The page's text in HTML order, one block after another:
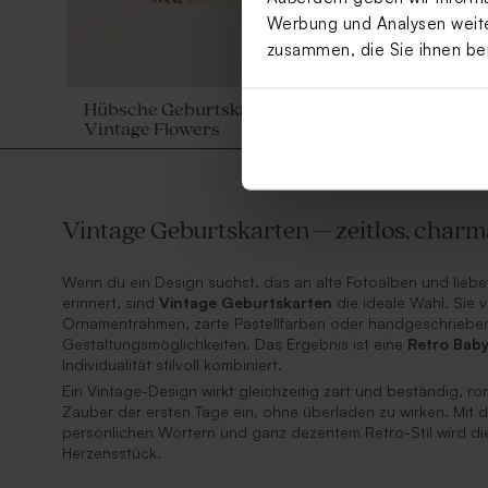
Werbung und Analysen
zusammen, die Sie ihnen
Hübsche Geburtskarte 'Blumengruß' mit Foto |
Vintage Flowers
Vintage Geburtskarten – zeitlos,
Wenn du ein Design suchst, das an alte Fotoalben und
erinnert, sind Vintage Geburtskarten die ideale Wahl. Sie
Ornamentrahmen, zarte Pastellfarben oder
Gestaltungsmöglichkeiten. Das Ergebnis ist eine Retro
Individualität stilvoll kombiniert.
Ein Vintage-Design wirkt gleichzeitig zart und beständig,
Zauber der ersten Tage ein, ohne überladen zu wirken. Mit
persönlichen Wörtern und ganz dezentem Retro-Stil wird
Herzensstück.